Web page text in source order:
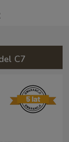
C7